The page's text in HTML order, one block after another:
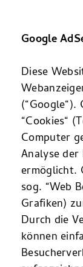
Google
Diese
“Cookies“
Computer
Analyse
ermöglicht.
sog. “Web
Grafiken)
Durch die
können